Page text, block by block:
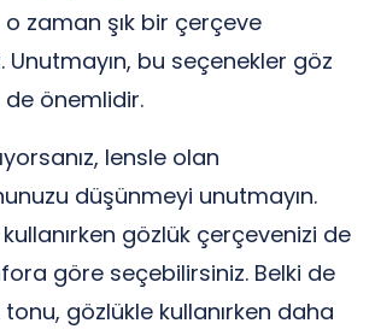
o zaman şık bir çerçeve
Unutmayın, bu seçenekler göz
de önemlidir.
lensle olan
düşünmeyi unutmayın.
gözlük çerçevenizi de
göre seçebilirsiniz. Belki de
gözlükle kullanırken daha